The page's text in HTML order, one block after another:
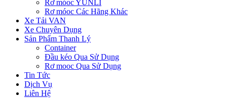
Rơ móoc YUNLI
Rơ móoc Các Hãng Khác
Xe Tải VAN
Xe Chuyên Dụng
Sản Phẩm Thanh Lý
Container
Đầu kéo Qua Sử Dụng
Rơ mooc Qua Sử Dụng
Tin Tức
Dịch Vụ
Liên Hệ